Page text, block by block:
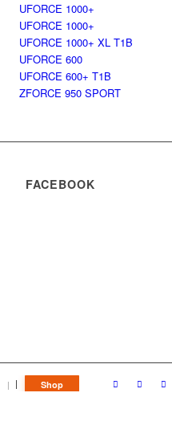
UFORCE 1000+
UFORCE 1000+
UFORCE 1000+ XL T1B
UFORCE 600
UFORCE 600+ T1B
ZFORCE 950 SPORT
FACEBOOK
Shop